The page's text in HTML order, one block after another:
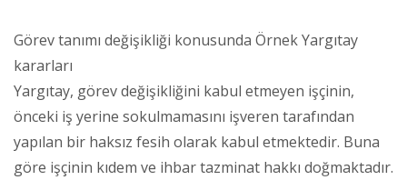
Görev tanımı değişikliği konusunda Örnek Yargıtay
kararları
Yargıtay, görev değişikliğini kabul etmeyen işçinin,
önceki iş yerine sokulmamasını işveren tarafından
yapılan bir haksız fesih olarak kabul etmektedir. Buna
göre işçinin kıdem ve ihbar tazminat hakkı doğmaktadır.